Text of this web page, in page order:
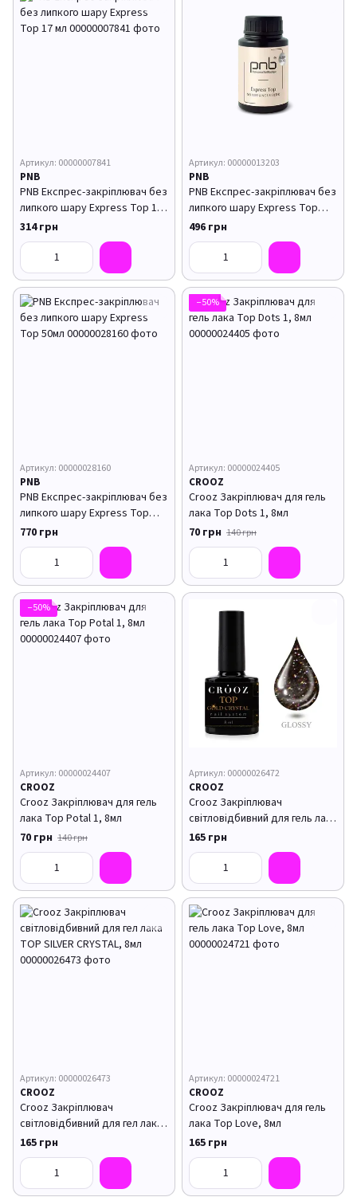
Артикул: 00000007841
PNB
PNB Експрес-закріплювач без
липкого шару Express Top 17
мл
314 грн
Артикул: 00000013203
PNB
PNB Експрес-закріплювач без
липкого шару Express Top
30мл
496 грн
Артикул: 00000028160
PNB
PNB Експрес-закріплювач без
липкого шару Express Top
50мл
770 грн
−50%
Артикул: 00000024405
CROOZ
Crooz Закріплювач для гель
лака Top Dots 1, 8мл
70 грн 140 грн
−50%
Артикул: 00000024407
CROOZ
Crooz Закріплювач для гель
лака Top Potal 1, 8мл
70 грн 140 грн
Артикул: 00000026472
CROOZ
Crooz Закріплювач
світловідбивний для гель лака
TOP GOLD CRYSTAL, 8мл
165 грн
Артикул: 00000026473
CROOZ
Crooz Закріплювач
світловідбивний для гел лака
TOP SILVER CRYSTAL, 8мл
165 грн
Артикул: 00000024721
CROOZ
Crooz Закріплювач для гель
лака Top Love, 8мл
165 грн